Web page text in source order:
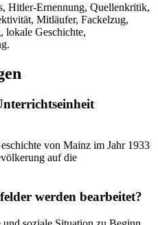
Hitler-Ernennung, Quellenkritik,
Mitläufer, Fackelzug,
lokale Geschichte,
von Mainz im Jahr 1933
auf die
werden bearbeitet?